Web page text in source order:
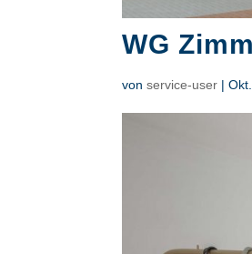
WG
vonservice-user |